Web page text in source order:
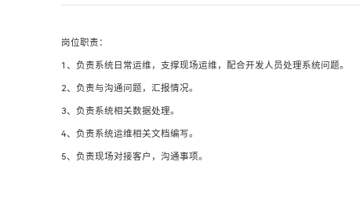
岗位职责：
1、负责系统日常运维，支撑现场运维，配合开发人员处理系统问题。
2、负责与沟通问题，汇报情况。
3、负责系统相关数据处理。
4、负责系统运维相关文档编写。
5、负责现场对接客户，沟通事项。